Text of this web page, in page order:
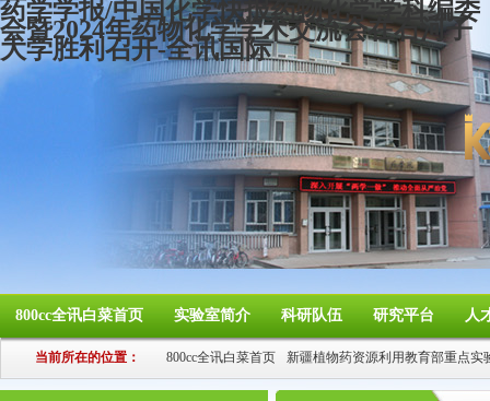
药学学报/中国化学快报药物化学学科编委
会暨2024年药物化学学术交流会在石河子
大学胜利召开-全讯国际
800cc全讯白菜首页 实验室简介 科研队伍 研究平台 人
当前所在的位置： 800cc全讯白菜首页 新疆植物药资源利用教育部重点实